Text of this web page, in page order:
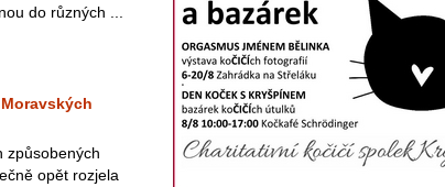
do různých ...
způsobených
opět rozjela